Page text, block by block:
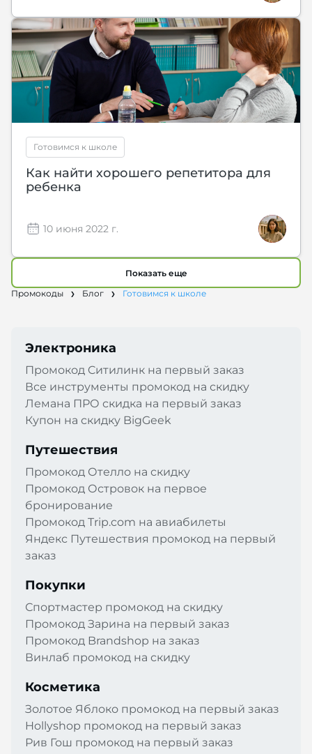
Готовимся к школе
Как найти хорошего репетитора для
ребенка
10 июня 2022 г.
Показать еще
Промокоды
Блог Готовимся к школе
Электроника
Промокод Cитилинк на первый заказ
Все инструменты промокод на скидку
Лемана ПРО скидка на первый заказ
Купон на скидку BigGeek
Путешествия
Промокод Отелло на скидку
Промокод Островок на первое
бронирование
Промокод Trip.com на авиабилеты
Яндекс Путешествия промокод на первый
заказ
Покупки
Спортмастер промокод на скидку
Промокод Зарина на первый заказ
Промокод Brandshop на заказ
Винлаб промокод на скидку
Косметика
Золотое Яблоко промокод на первый заказ
Hollyshop промокод на первый заказ
Рив Гош промокод на первый заказ